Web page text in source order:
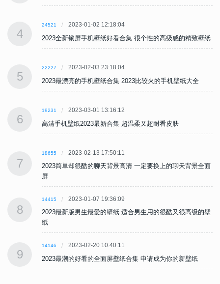
4
24521 2023-01-02 12:18:04
2023全新锁屏手机壁纸好看合集 很个性的高级感的精致壁纸
5
22227 2023-02-03 23:18:04
2023最漂亮的手机壁纸合集 2023比较火的手机壁纸大全
6
19231 2023-03-01 13:16:12
高清手机壁纸2023最新合集 超温柔又超耐看皮肤
7
18655 2023-02-13 17:50:11
2023简单却很酷的聊天背景高清 一定要换上的聊天背景全面
屏
8
14415 2023-01-07 19:36:09
2023最新版男生最爱的壁纸 适合男生用的很酷又很高级的壁
纸
9
14146 2023-02-20 10:40:11
2023最潮的好看的全面屏壁纸合集 申请成为你的新壁纸